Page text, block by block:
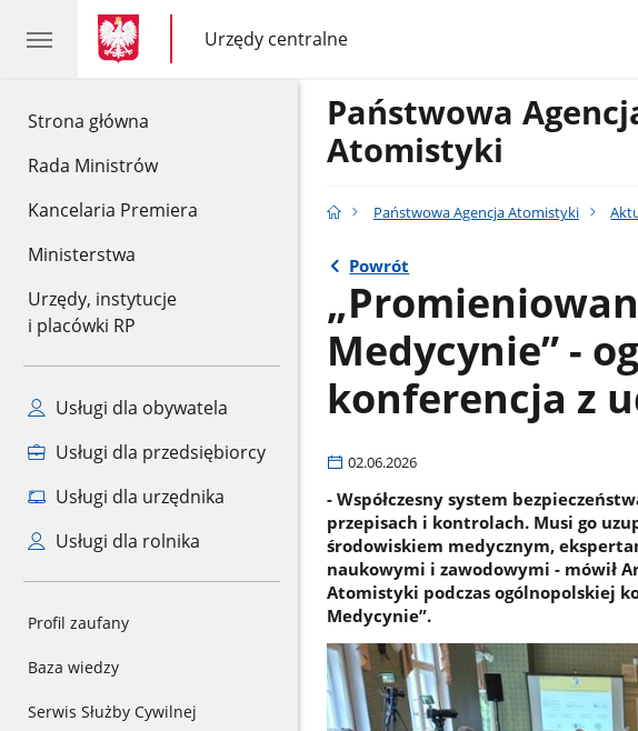
Strona główna
Rada Ministrów
Kancelaria Premiera
Ministerstwa
Urzędy, instytucje
i placówki RP
Usługi dla obywatela
Usługi dla przedsiębiorcy
Usługi dla urzędnika
Usługi dla rolnika
Profil zaufany
Baza wiedzy
Serwis Służby Cywilnej
gov.pl
gov.pl
Urzędy centralne
gov.pl
Urzędy
centralne
Państwowa
Atomistyki
Państwowa Agencja Atomistyki
Powrót
Medycynie” -
konferencja z
02.06.2026
- Współczesny system
przepisach i kontrolach. Musi go
środowiskiem medycznym,
naukowymi i zawodowymi - mówił
Atomistyki podczas ogólnopolskiej
Medycynie”.